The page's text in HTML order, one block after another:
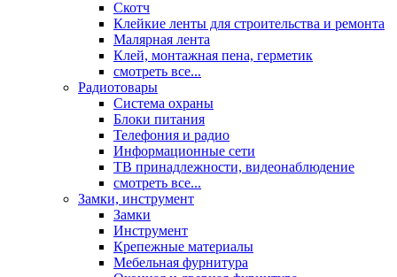
Скотч
Клейкие ленты для строительства и ремонта
Малярная лента
Клей, монтажная пена, герметик
смотреть все...
Радиотовары
Система охраны
Блоки питания
Телефония и радио
Информационные сети
ТВ принадлежности, видеонаблюдение
смотреть все...
Замки, инструмент
Замки
Инструмент
Крепежные материалы
Мебельная фурнитура